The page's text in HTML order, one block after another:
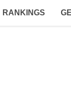
RANKINGS